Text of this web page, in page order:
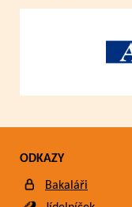
ODKAZY
Bakaláři